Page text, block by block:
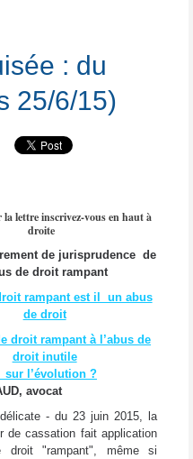
: du
25/6/15)
la lettre inscrivez-vous en haut à
droite
de jurisprudence de
de droit rampant
rampant est il un abus
de droit
droit rampant à l’abus de
droit inutile
l’évolution ?
avocat
- du 23 juin 2015, la
de cassation fait application
"rampant", même si